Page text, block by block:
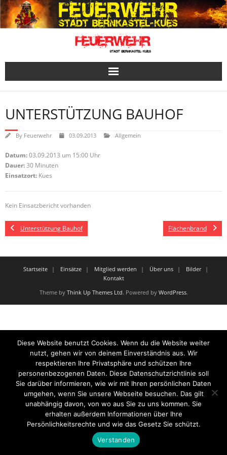
Skip
to
content
UNTERSTÜTZUNG BAUHOF
By Feuerwehr 03.09.2013 Allgemein
Datum:03.09.2013 um 15:00 Uhr
Dauer:30 Minuten
Einsatzort: Kues
Kein Einsatzbericht vorhanden
Unterstützung Bauhof Flächenbrand
Startseite Einsätze Mitglied werden Über uns
Bilder
Kontakt
Theme by Think Up Themes Ltd. Powered by WordPress.
Diese Website benutzt Cookies. Wenn du die Website weiter
nutzt, gehen wir von deinem Einverständnis aus. Wir
respektieren Ihre Privatsphäre und schützen Ihre
personenbezogenen Daten. Diese Datenschutzrichtlinie soll
Sie darüber informieren, wie wir mit Ihren persönlichen Daten
umgehen, wenn Sie unsere Webseite besuchen. Das gilt
unabhängig davon, von wo aus Sie zu uns kommen. Sie
erhalten außerdem Informationen über Ihre
Persönlichkeitsrechte und wie das Gesetz Sie schützt.
Verstanden